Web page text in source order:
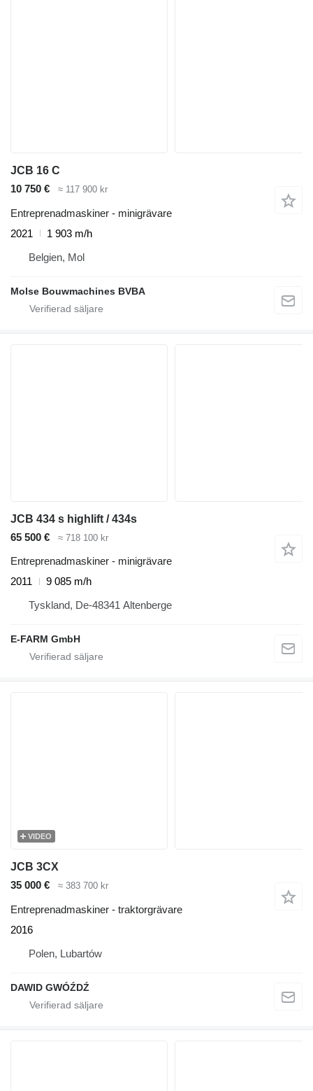
JCB 16 C
10 750 €
≈ 117 900 kr
Entreprenadmaskiner - minigrävare
2021
1 903 m/h
Belgien, Mol
Molse Bouwmachines BVBA
JCB 434 s highlift / 434s
65 500 €
≈ 718 100 kr
Entreprenadmaskiner - minigrävare
2011
9 085 m/h
Tyskland, De-48341 Altenberge
E-FARM GmbH
VIDEO
JCB 3CX
35 000 €
≈ 383 700 kr
Entreprenadmaskiner - traktorgrävare
2016
Polen, Lubartów
DAWID GWÓŹDŹ